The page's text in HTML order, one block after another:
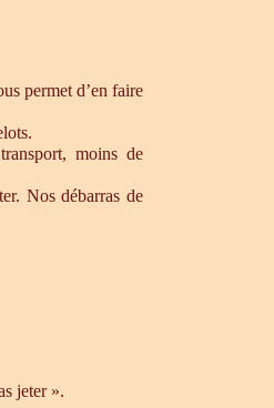
permet d’en faire
moins de
Nos débarras de
jeter ».